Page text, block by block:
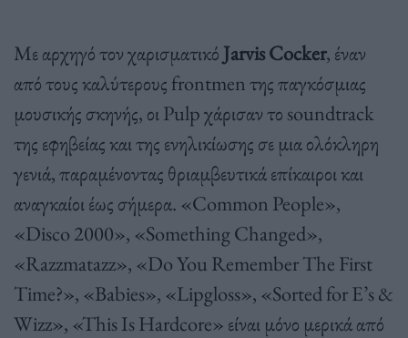
Με αρχηγό τον χαρισματικό Jarvis Cocker, έναν
από τους καλύτερους frontmen της παγκόσμιας
μουσικής σκηνής, οι Pulp χάρισαν το soundtrack
της εφηβείας και της ενηλικίωσης σε μια ολόκληρη
γενιά, παραμένοντας θριαμβευτικά επίκαιροι και
αναγκαίοι έως σήμερα. «Common People»,
«Disco 2000», «Something Changed»,
«Razzmatazz», «Do You Remember The First
Time?», «Babies», «Lipgloss», «Sorted for E’s &
Wizz», «This Is Hardcore» είναι μόνο μερικά από